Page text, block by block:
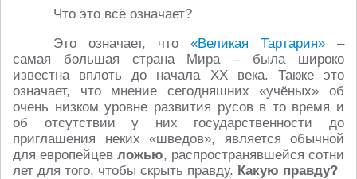
Что это всё означает?
Это означает, что «Великая Тартария» –
самая большая страна Мира – была широко
известна вплоть до начала XX века. Также это
означает, что мнение сегодняшних «учёных» об
очень низком уровне развития русов в то время и
об отсутствии у них государственности до
приглашения неких «шведов», является обычной
для европейцев ложью, распространявшейся сотни
лет для того, чтобы скрыть правду. Какую правду?